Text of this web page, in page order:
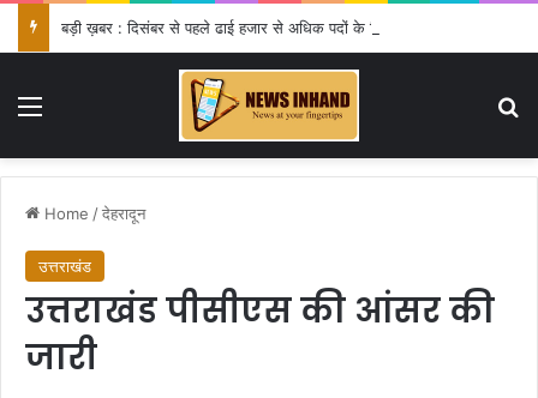
बड़ी ख़बर : दिसंबर से पहले ढाई हजार से अधिक पदों के लिए भरे जाएंगे फार्म
Menu
Home /देहरादून
उत्तराखंड
उत्तराखंड पीसीएस की आंसर की
जारी